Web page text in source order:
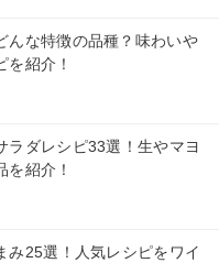
んな特徴の品種？味わいや
を紹介！
ラダレシピ33選！生やマヨ
を紹介！
み25選！人気レシピをワイ